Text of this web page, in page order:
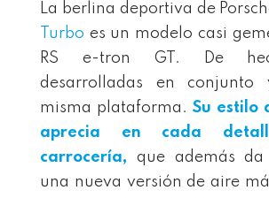
La berlina deportiva de
Turbo es un modelo casi
RS e-tron GT. De
desarrolladas en
misma plataforma. Su estilo
aprecia en cada
carrocería, que además
una nueva versión de aire